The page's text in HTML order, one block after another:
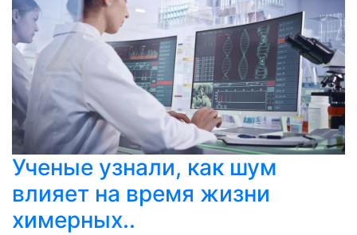
Ученые узнали, как шум
влияет на время жизни
химерных..